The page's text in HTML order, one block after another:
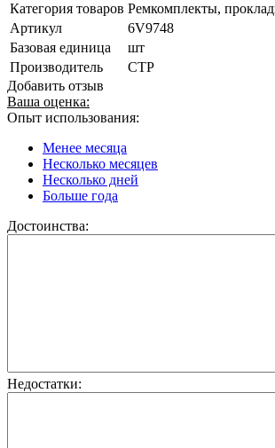
Категория товаров Ремкомплекты,
Артикул
6V9748
Базовая единица
шт
Производитель
CTP
Добавить отзыв
Ваша оценка:
Опыт использования:
Менее месяца
Несколько месяцев
Несколько дней
Больше года
Достоинства:
Недостатки: